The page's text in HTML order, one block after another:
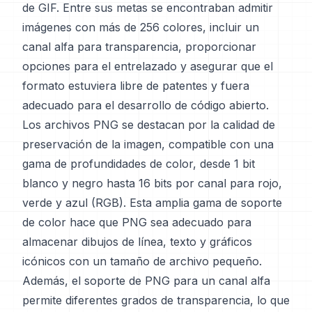
de GIF. Entre sus metas se encontraban admitir
imágenes con más de 256 colores, incluir un
canal alfa para transparencia, proporcionar
opciones para el entrelazado y asegurar que el
formato estuviera libre de patentes y fuera
adecuado para el desarrollo de código abierto.
Los archivos PNG se destacan por la calidad de
preservación de la imagen, compatible con una
gama de profundidades de color, desde 1 bit
blanco y negro hasta 16 bits por canal para rojo,
verde y azul (RGB). Esta amplia gama de soporte
de color hace que PNG sea adecuado para
almacenar dibujos de línea, texto y gráficos
icónicos con un tamaño de archivo pequeño.
Además, el soporte de PNG para un canal alfa
permite diferentes grados de transparencia, lo que